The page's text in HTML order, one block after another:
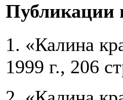
Публикации
1. «Калина
1999 г., 206